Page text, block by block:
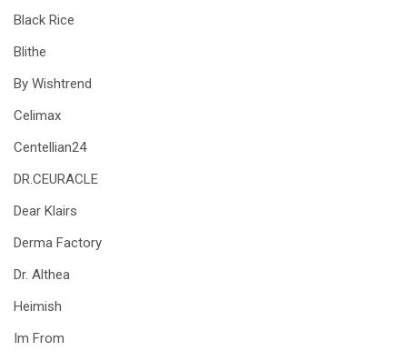
Black Rice
Blithe
By Wishtrend
Celimax
Centellian24
DR.CEURACLE
Dear Klairs
Derma Factory
Dr. Althea
Heimish
Im From